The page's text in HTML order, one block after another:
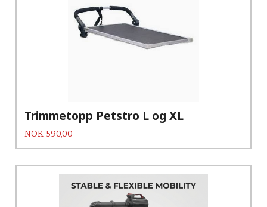
Trimmetopp Petstro L og XL
Pris
NOK 590,00